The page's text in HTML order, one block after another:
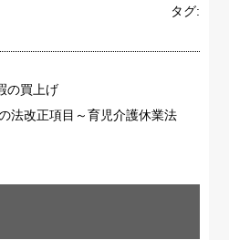
タグ:
の買上げ
法改正項目～育児介護休業法